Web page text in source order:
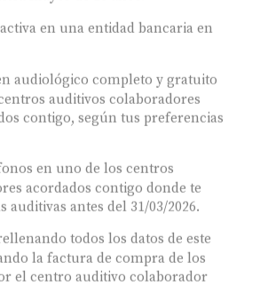
en una entidad bancaria en
audiológico completo y gratuito
auditivos colaboradores
contigo, según tus preferencias
en uno de los centros
acordados contigo donde te
auditivas antes del 31/03/2026.
todos los datos de este
la factura de compra de los
el centro auditivo colaborador